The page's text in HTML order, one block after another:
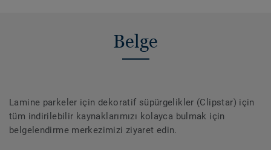
Belge
Lamine parkeler için dekoratif süpürgelikler (Clipstar) için
tüm indirilebilir kaynaklarımızı kolayca bulmak için
belgelendirme merkezimizi ziyaret edin.